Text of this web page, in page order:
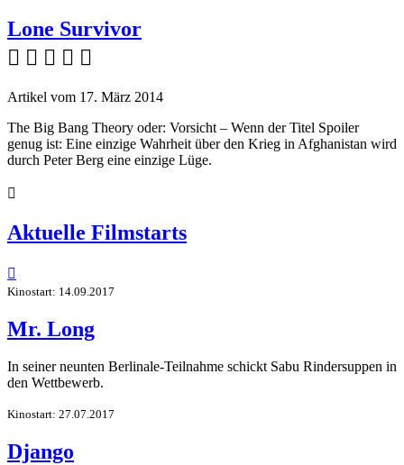
Lone Survivor
    
Artikel vom 17. März 2014
The Big Bang Theory oder: Vorsicht – Wenn der Titel Spoiler
genug ist: Eine einzige Wahrheit über den Krieg in Afghanistan wird
durch Peter Berg eine einzige Lüge.

Aktuelle Filmstarts

Kinostart: 14.09.2017
Mr. Long
In seiner neunten Berlinale-Teilnahme schickt Sabu Rindersuppen in
den Wettbewerb.
Kinostart: 27.07.2017
Django